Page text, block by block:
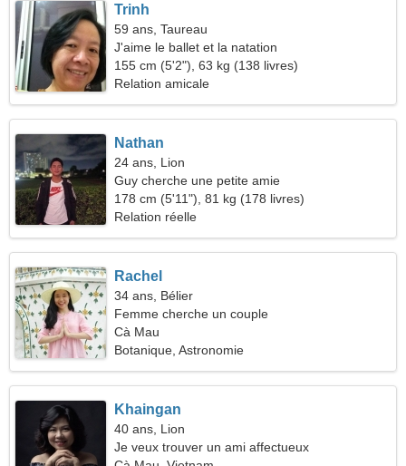
Trinh
59 ans, Taureau
J'aime le ballet et la natation
155 cm (5'2"), 63 kg (138 livres)
Relation amicale
Nathan
24 ans, Lion
Guy cherche une petite amie
178 cm (5'11"), 81 kg (178 livres)
Relation réelle
Rachel
34 ans, Bélier
Femme cherche un couple
Cà Mau
Botanique, Astronomie
Khaingan
40 ans, Lion
Je veux trouver un ami affectueux